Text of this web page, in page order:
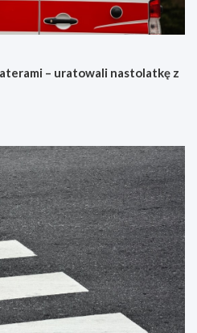
– uratowali nastolatkę z